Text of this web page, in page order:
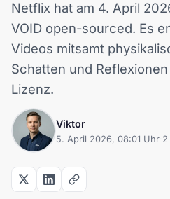
Netflix hat am 4. April
VOID open-sourced. Es
Videos mitsamt
Schatten und
Lizenz.
Viktor
5. April 2026, 08:01 Uhr 2